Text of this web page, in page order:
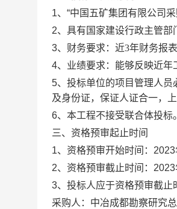
1、“中国五矿集团有限公司
2、具有国家建设行政主管部
3、财务要求： 近3年财务报表
4、业绩要求：能够反映近年
5、投标单位的项目管理人员
及身份证，保证人证合一，
6、本工程不接受联合体投标。
三、资格预审起止时间
1、资格预审开始时间： 2023
2、资格预审截止时间： 2023
3、投标人应于资格预审截止
采购人：中冶成都勘察研究